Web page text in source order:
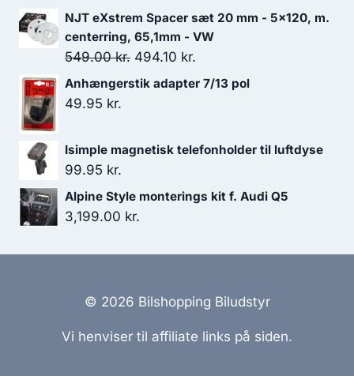
NJT eXstrem Spacer sæt 20 mm - 5x120, m.
centerring, 65,1mm - VW
549.00kr. Den
oprindelige
549.00 kr..
494.10 kr.
aktuelle
494.10 kr..
Anhængerstik adapter 7/13 pol
49.95 kr.
Isimple magnetisk telefonholder til luftdyse
99.95 kr.
Alpine Style monterings kit f. Audi Q5
3,199.00 kr.
© 2026 Bilshopping Biludstyr
Vi henviser til affiliate links på siden.